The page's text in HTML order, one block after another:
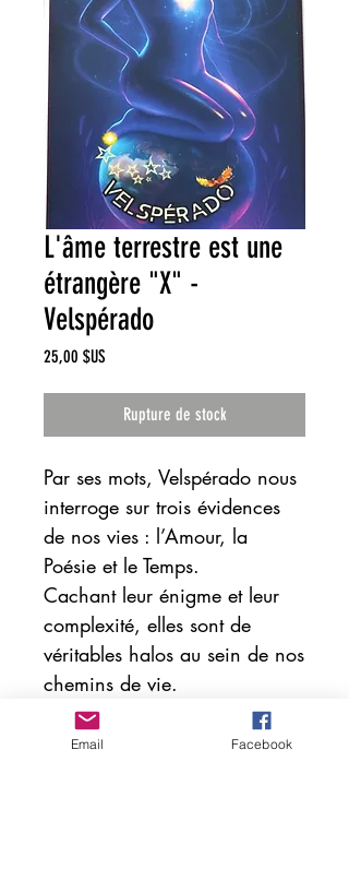
L'âme terrestre est une
étrangère "X" -
Velspérado
25,00 $US
Rupture de stock
Par ses mots, Velspérado nous
interroge sur trois évidences
de nos vies : l’Amour, la
Poésie et le Temps.
Cachant leur énigme et leur
complexité, elles sont de
véritables halos au sein de nos
chemins de vie.
C’est une poésie du quotidien,
de celles qui rappellent les
Email Facebook